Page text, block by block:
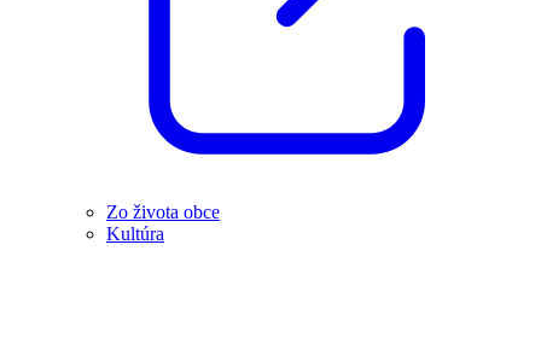
Zo života obce
Kultúra